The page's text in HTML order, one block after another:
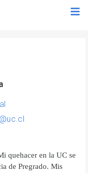
quehacer en la UC se
de Pregrado. Mis